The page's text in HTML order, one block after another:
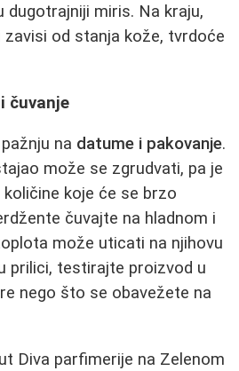
dugotrajniji miris. Na kraju,
zavisi od stanja kože, tvrdoće
čuvanje
na datume i pakovanje.
može se zgrudvati, pa je
koje će se brzo
čuvajte na hladnom i
može uticati na njihovu
prilici, testirajte proizvod u
nego što se obavežete na
Diva parfimerije na Zelenom